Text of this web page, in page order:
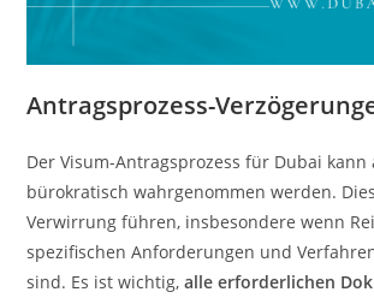
Antragsprozess-
Der Visum-Antragsprozess für Dubai kann
bürokratisch wahrgenommen werden.
Verwirrung führen, insbesondere wenn
spezifischen Anforderungen und
sind. Es ist wichtig,alle erforderlichen